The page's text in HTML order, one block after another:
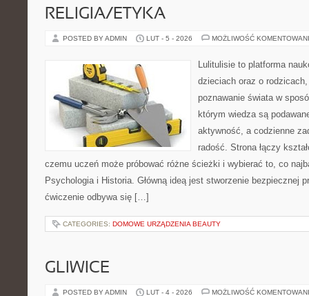
RELIGIA/ETYKA
POSTED BY ADMIN LUT - 5 - 2026 MOŻLIWOŚĆ
Lulitulisie to platforma
dzieciach oraz o
poznawanie świata w
którym wiedza są
aktywność, a codzienne
radość. Strona łączy
czemu uczeń może próbować różne ścieżki i wybierać to, co
Psychologia i Historia. Główną ideą jest stworzenie bezpiecznej
ćwiczenie odbywa się […]
CATEGORIES: DOMOWE URZĄDZENIA BEAUTY
GLIWICE
POSTED BY ADMIN LUT - 4 - 2026 MOŻLIWOŚĆ